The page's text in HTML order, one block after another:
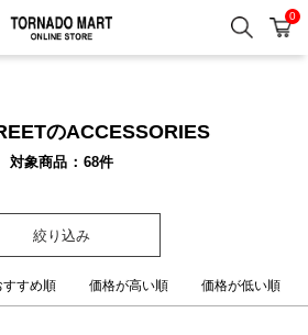
検索 カ
0
のACCESSORIES
対象商品 68件
絞り込み
すすめ順 価格が高い順 価格が低い順